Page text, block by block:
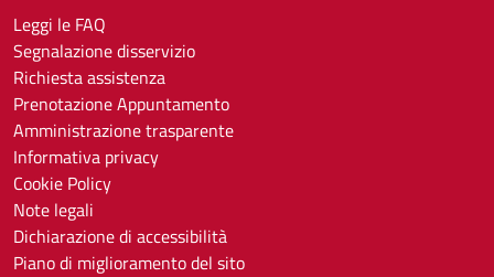
Leggi le FAQ
Segnalazione disservizio
Richiesta assistenza
Prenotazione Appuntamento
Amministrazione trasparente
Informativa privacy
Cookie Policy
Note legali
Dichiarazione di accessibilità
Piano di miglioramento del sito